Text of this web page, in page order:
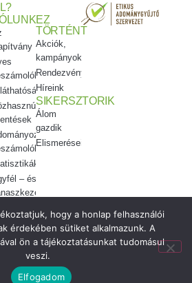
– és
EZ
TÖRTÉNT
Akciók,
kampányok
Rendezvényeink
Híreink
SIKERSZTORIK
Álom
gazdik
Elismeréseink
·
hogy a honlap felhasználói
érdekében sütiket alkalmazunk. A
ön a tájékoztatásunkat tudomásul
veszi.
Elfogadom